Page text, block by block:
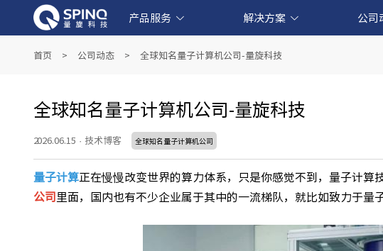
产品服务
产业级超导量子计算机产品
教育级核磁量子计算机产品
线上量子实验平台和软件产品
解决方案
量子教育解决方案
金融科技解决方案
生物医药解决方案
人工智能解决方案
公司
首页 > 公司动态 > 全球知名量子计算机公司-量旋科技
全球知名量子计算机公司-量旋科技
2026.06.15 · 技术博客 全球知名量子计算机公司
量子计算正在慢慢改变世界的算力体系，只是你感觉不到，量子计算
公司里面，国内也有不少企业属于其中的一流梯队，就比如致力于量